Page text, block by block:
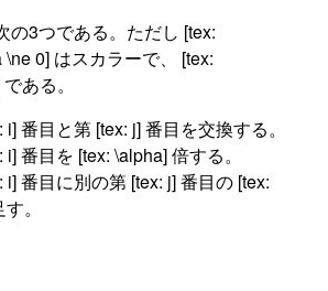
の3つである。ただし [tex:
0] はスカラーで、 [tex:
ある。
番目と第 [tex: j] 番目を交換する。
番目を [tex: \alpha] 倍する。
i] 番目に別の第 [tex: j] 番目の [tex:
。